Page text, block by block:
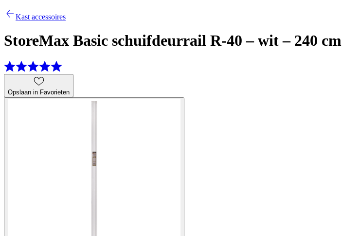
Kast accessoires
StoreMax Basic schuifdeurrail R-40 – wit – 240 cm
Opslaan in Favorieten